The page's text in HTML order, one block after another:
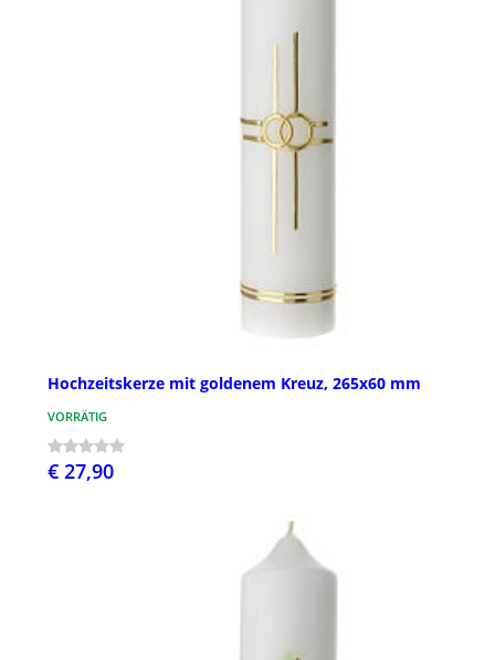
Hochzeitskerze mit goldenem Kreuz, 265x60 mm
VORRÄTIG
€ 27,90